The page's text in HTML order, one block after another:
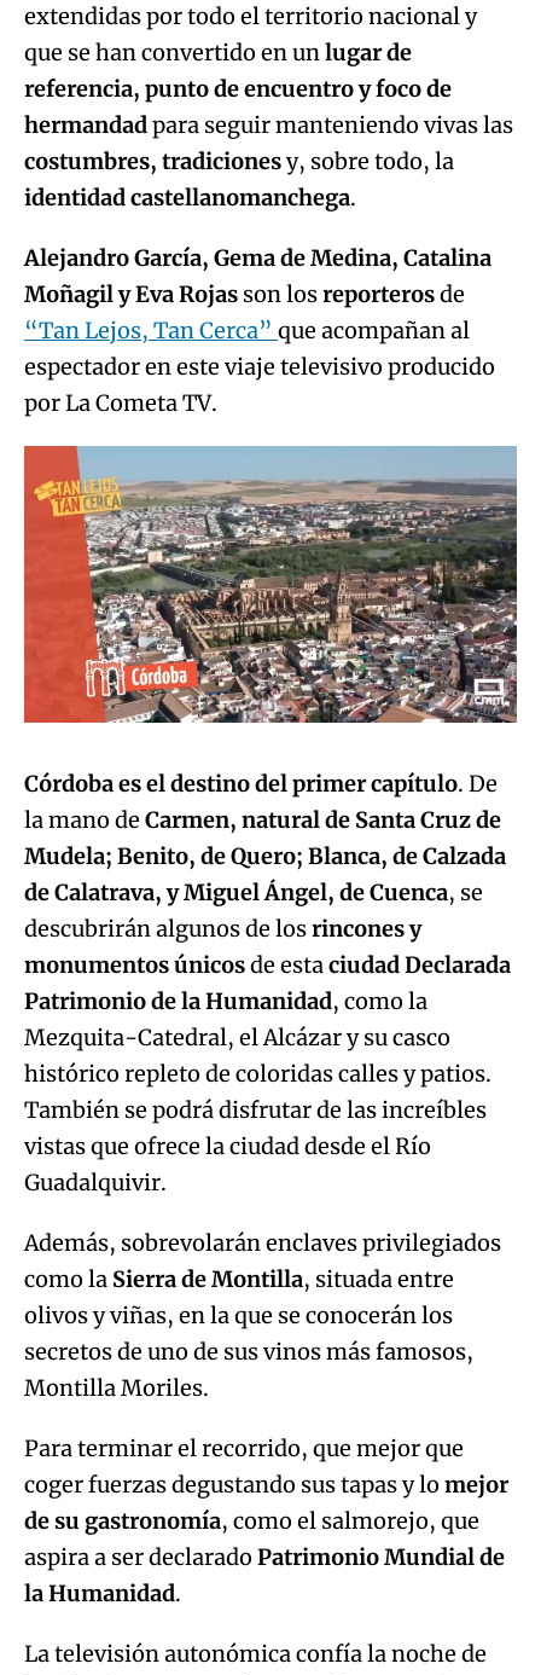
extendidas por todo el territorio nacional y
que se han convertido en unlugar de
referencia, punto de encuentro y foco de
hermandadpara seguir manteniendo vivas las
costumbres, tradicionesy, sobre todo, la
identidad castellanomanchega.
Alejandro García, Gema de Medina, Catalina
Moñagil y Eva Rojas son losreporterosde
“Tan Lejos, Tan Cerca” que acompañan al
espectador en este viaje televisivo producido
por La Cometa TV.
Córdoba es el destino del primer capítulo. De
la mano de Carmen, natural de Santa Cruz de
Mudela; Benito, de Quero; Blanca, de Calzada
de Calatrava, y Miguel Ángel, de Cuenca, se
descubrirán algunos de losrincones y
monumentos únicosde estaciudad Declarada
Patrimonio de la Humanidad, como la
Mezquita-Catedral, el Alcázar y su casco
histórico repleto de coloridas calles y patios.
También se podrá disfrutar de las increíbles
vistas que ofrece la ciudad desde el Río
Guadalquivir.
Además, sobrevolarán enclaves privilegiados
como la Sierra de Montilla, situada entre
olivos y viñas, en la que se conocerán los
secretos de uno de sus vinos más famosos,
Montilla Moriles.
Para terminar el recorrido, que mejor que
coger fuerzas degustando sus tapas y lo mejor
de su gastronomía, como el salmorejo, que
aspira a ser declarado Patrimonio Mundial de
la Humanidad.
La televisión autonómica confía la noche de